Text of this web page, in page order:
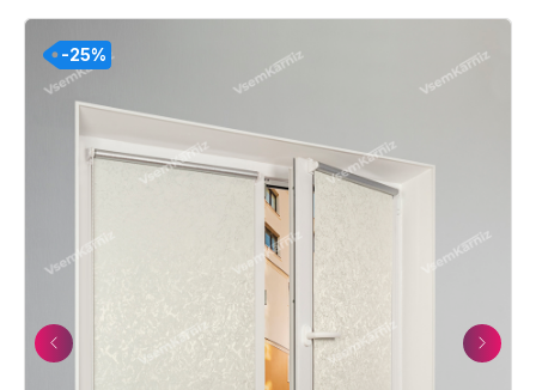
Previous
-25%
-25%
-25%
-25%
-25%
-25%
-25%
-25%
-25%
-25%
-25%
-25%
-25%
-25%
-25%
-25%
-25%
Next